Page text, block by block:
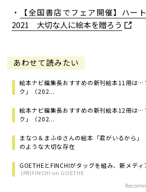
・
【全国書店でフェア開催】ハー
2021 大切な人に絵本を贈ろう
あわせて読みたい
絵本ナビ編集長おすすめの新刊絵本11冊は…
ク」（202...
絵本ナビ編集長おすすめの新刊絵本12冊は…
ク」（202...
まなつ＆まふゆさんの絵本「君がいるから
のような大切な存在
GOETHEとFINCHIがタッグを組み、新メディ
(PR)FINCHI on GOETHE